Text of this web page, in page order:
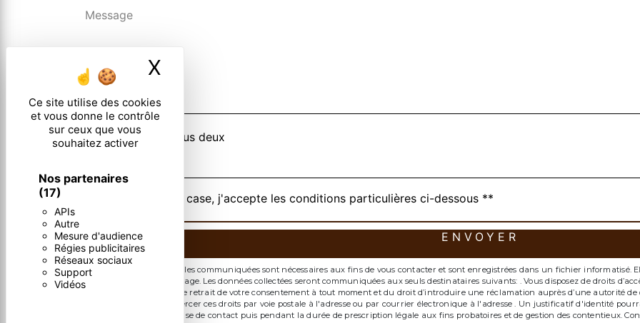
Ce site utilise des cookies
et vous donne le contrôle
sur ceux que vous
souhaitez activer
Nos partenaires
(17)
APIs
Autre
Mesure d'audience
Régies publicitaires
Réseaux sociaux
Support
Vidéos
X
Combien font six plus deux
En cochant cette case, j'accepte les conditions particulières ci-dessous **
ENVOYER
** Les données personnelles communiquées sont nécessaires aux fins de vous contacter et sont enregistrées dans un fichier informatisé.
de répondre à votre message. Les données collectées seront communiquées aux seuls destinataires suivants: . Vous disposez de droits
limitation, d’opposition, de retrait de votre consentement à tout moment et du droit d’introduire une réclamation auprès d’une autorité de
mortem. Vous pouvez exercer ces droits par voie postale à l'adresse ou par courrier électronique à l'adresse . Un justificatif d'identité
pendant la période de prise de contact puis pendant la durée de prescription légale aux fins probatoires et de gestion des contentieux.